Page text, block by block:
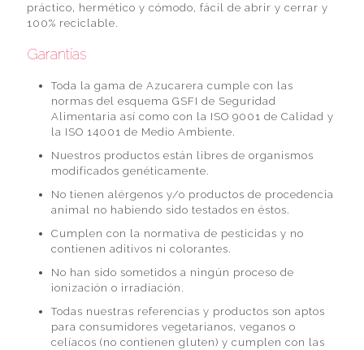
práctico, hermético y cómodo, fácil de abrir y cerrar y
100% reciclable.
Garantías
Toda la gama de Azucarera cumple con las
normas del esquema GSFI de Seguridad
Alimentaria así como con la ISO 9001 de Calidad y
la ISO 14001 de Medio Ambiente.
Nuestros productos están libres de organismos
modificados genéticamente.
No tienen alérgenos y/o productos de procedencia
animal no habiendo sido testados en éstos.
Cumplen con la normativa de pesticidas y no
contienen aditivos ni colorantes.
No han sido sometidos a ningún proceso de
ionización o irradiación.
Todas nuestras referencias y productos son aptos
para consumidores vegetarianos, veganos o
celíacos (no contienen gluten) y cumplen con las